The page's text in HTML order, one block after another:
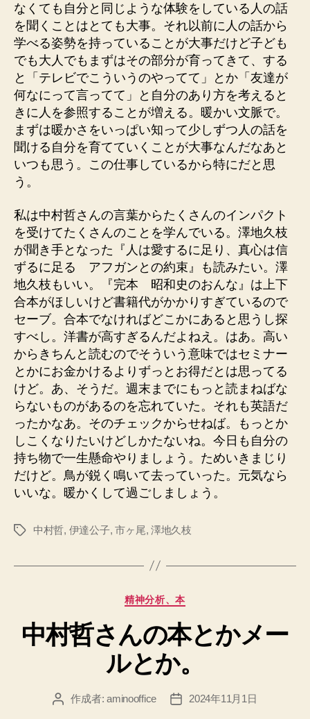
なくても自分と同じような体験をしている人の話
を聞くことはとても大事。それ以前に人の話から
学べる姿勢を持っていることが大事だけど子ども
でも大人でもまずはその部分が育ってきて、する
と「テレビでこういうのやってて」とか「友達が
何なにって言ってて」と自分のあり方を考えると
きに人を参照することが増える。暖かい文脈で。
まずは暖かさをいっぱい知って少しずつ人の話を
聞ける自分を育てていくことが大事なんだなあと
いつも思う。この仕事しているから特にだと思
う。
私は中村哲さんの言葉からたくさんのインパクト
を受けてたくさんのことを学んでいる。澤地久枝
が聞き手となった『人は愛するに足り、真心は信
ずるに足る アフガンとの約束』も読みたい。澤
地久枝もいい。『完本 昭和史のおんな』は上下
合本がほしいけど書籍代がかかりすぎているので
セーブ。合本でなければどこかにあると思うし探
すべし。洋書が高すぎるんだよねえ。はあ。高い
からきちんと読むのでそういう意味ではセミナー
とかにお金かけるよりずっとお得だとは思ってる
けど。あ、そうだ。週末までにもっと読まねばな
らないものがあるのを忘れていた。それも英語だ
ったかなあ。そのチェックからせねば。もっとか
しこくなりたいけどしかたないね。今日も自分の
持ち物で一生懸命やりましょう。ためいきまじり
だけど。鳥が鋭く鳴いて去っていった。元気なら
いいな。暖かくして過ごしましょう。
タ
中村哲, 伊達公子,市ヶ尾, 澤地久枝
カ
ゴ
リ
ー
精神分析、本
中村哲さんの本とかメー
ルとか。
投
作成者:aminooffice
投
2024年11月1日